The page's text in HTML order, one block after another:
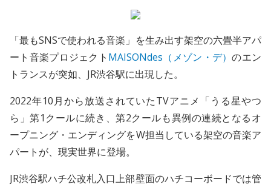
「最もSNSで使われる音楽」を生み出す架空の六畳半アパ
ート音楽プロジェクト MAISONdes（メゾン・デ）のエン
トランスが突如、JR渋谷駅に出現した。
2022年10月から放送されていたTVアニメ「うる星やつ
ら」第1クールに続き、第2クールも異例の連続となるオ
ープニング・エンディングをW担当している架空の音楽ア
パートが、現実世界に登場。
JR渋谷駅ハチ公改札入口上部壁面のハチコーボードでは管